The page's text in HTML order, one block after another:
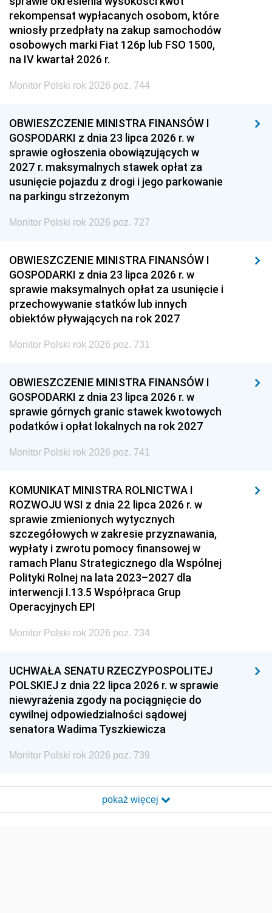
rekompensat wypłacanych osobom, które
wniosły przedpłaty na zakup samochodów
osobowych marki Fiat 126p lub FSO 1500,
na IV kwartał 2026 r.
Monitor Polski rok 2026 poz. 744
OBWIESZCZENIE MINISTRA FINANSÓW I
GOSPODARKI z dnia 23 lipca 2026 r. w
sprawie ogłoszenia obowiązujących w
2027 r. maksymalnych stawek opłat za
usunięcie pojazdu z drogi i jego parkowanie
na parkingu strzeżonym
Monitor Polski rok 2026 poz. 727
OBWIESZCZENIE MINISTRA FINANSÓW I
GOSPODARKI z dnia 23 lipca 2026 r. w
sprawie maksymalnych opłat za usunięcie i
przechowywanie statków lub innych
obiektów pływających na rok 2027
Monitor Polski rok 2026 poz. 731
OBWIESZCZENIE MINISTRA FINANSÓW I
GOSPODARKI z dnia 23 lipca 2026 r. w
sprawie górnych granic stawek kwotowych
podatków i opłat lokalnych na rok 2027
Monitor Polski rok 2026 poz. 741
KOMUNIKAT MINISTRA ROLNICTWA I
ROZWOJU WSI z dnia 22 lipca 2026 r. w
sprawie zmienionych wytycznych
szczegółowych w zakresie przyznawania,
wypłaty i zwrotu pomocy finansowej w
ramach Planu Strategicznego dla Wspólnej
Polityki Rolnej na lata 2023–2027 dla
interwencji I.13.5 Współpraca Grup
Operacyjnych EPI
Monitor Polski rok 2026 poz. 734
UCHWAŁA SENATU RZECZYPOSPOLITEJ
POLSKIEJ z dnia 22 lipca 2026 r. w sprawie
niewyrażenia zgody na pociągnięcie do
cywilnej odpowiedzialności sądowej
senatora Wadima Tyszkiewicza
Monitor Polski rok 2026 poz. 739
pokaż więcej